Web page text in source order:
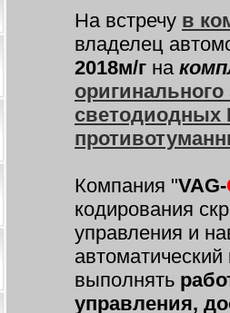
На встречу в
владелец
2018м/г на
светодиодных
Компания "VAG-
кодирования
управления и
выполнять
управления,